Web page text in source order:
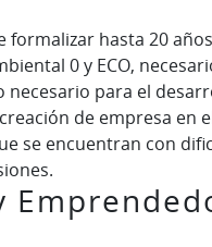
formalizar hasta 20
0 y ECO,
para el
de empresa
se encuentran con